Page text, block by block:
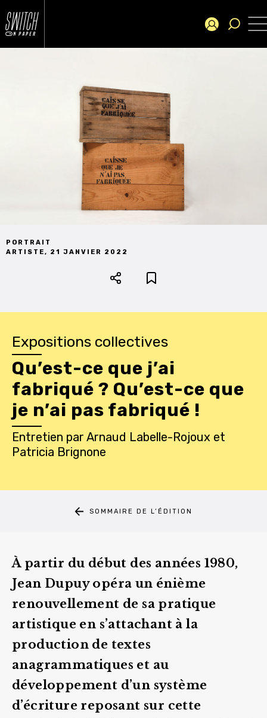
PORTRAIT
ARTISTE, 21 JANVIER 2022
Expositions collectives
Qu’est-ce que j’ai
fabriqué ? Qu’est-ce que
je n’ai pas fabriqué !
Entretien par Arnaud Labelle-Rojoux et
Patricia Brignone
SOMMAIRE DE L’ÉDITION
À partir du début des années 1980,
Jean Dupuy opéra un énième
renouvellement de sa pratique
artistique en s’attachant à la
production de textes
anagrammatiques et au
développement d’un système
d’écriture reposant sur cette